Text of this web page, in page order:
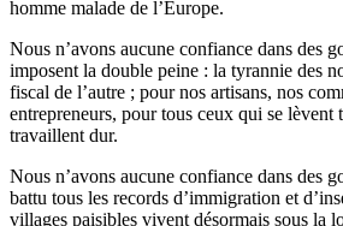
homme malade de l’Europe.
Nous n’avons aucune confiance dans des
imposent la double peine : la tyrannie des
fiscal de l’autre ; pour nos artisans, nos
entrepreneurs, pour tous ceux qui se lèvent
travaillent dur.
Nous n’avons aucune confiance dans des
battu tous les records d’immigration et
villages paisibles vivent désormais sous la